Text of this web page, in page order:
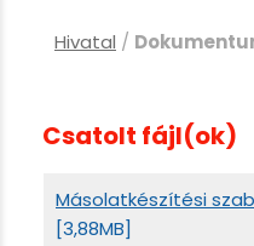
Hivatal /
Csatolt fájl(ok)
Másolatkészítési
[3,88MB]